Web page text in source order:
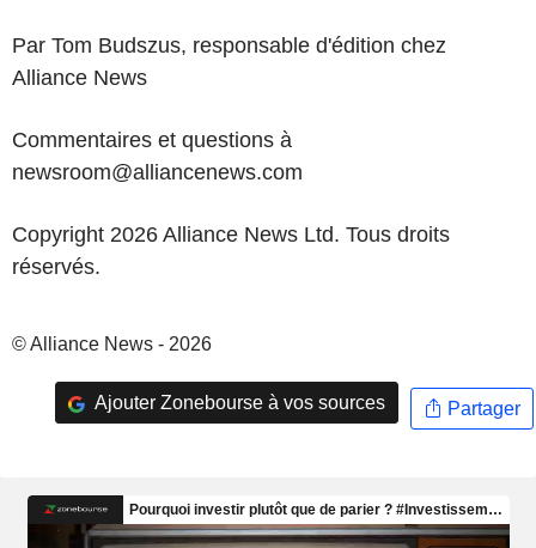
Par Tom Budszus, responsable d'édition chez
Alliance News
Commentaires et questions à
newsroom@alliancenews.com
Copyright 2026 Alliance News Ltd. Tous droits
réservés.
© Alliance News - 2026
Ajouter Zonebourse à vos sources Partager